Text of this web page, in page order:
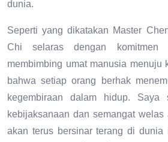
dunia.
Seperti yang dikatakan Master
Chi selaras dengan komitmen
membimbing umat manusia menuju
bahwa setiap orang berhak
kegembiraan dalam hidup. Saya
kebijaksanaan dan semangat
akan terus bersinar terang di dunia